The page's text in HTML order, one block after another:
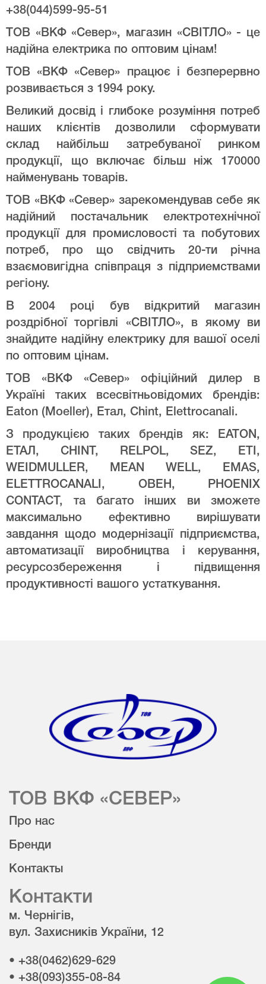
+38(044)599-95-51
ТОВ «ВКФ «Север», магазин «СВІТЛО» - це
надійна електрика по оптовим цінам!
ТОВ «ВКФ «Север» працює і безперервно
розвивається з 1994 року.
Великий досвід і глибоке розуміння потреб
наших клієнтів дозволили сформувати
склад найбільш затребуваної ринком
продукції, що включає більш ніж 170000
найменувань товарів.
ТОВ «ВКФ «Север» зарекомендував себе як
надійний постачальник електротехнічної
продукції для промисловості та побутових
потреб, про що свідчить 20-ти річна
взаємовигідна співпраця з підприемствами
регіону.
В 2004 році був відкритий магазин
роздрібної торгівлі «СВІТЛО», в якому ви
знайдите надійну електрику для вашої оселі
по оптовим цінам.
ТОВ «ВКФ «Север» офіційний дилер в
Україні таких всесвітньовідомих брендів:
Eaton (Moeller), Етал, Chint, Elettrocanali.
З продукцією таких брендів як: EATON,
ЕТАЛ, CHINT, RELPOL, SEZ, ETI,
WEIDMULLER, MEAN WELL, EMAS,
ELETTROCANALI, ОВЕН, PHOENIX
CONTACT, та багато інших ви зможете
максимально ефективно вирішувати
завдання щодо модернізації підприємства,
автоматизації виробництва і керування,
ресурсозбереження і підвищення
продуктивності вашого устаткування.
ТОВ ВКФ «СЕВЕР»
Про нас
Бренди
Контакты
Контакти
м. Чернігів,
вул. Захисників України, 12
• +38(0462)629-629
• +38(093)355-08-84